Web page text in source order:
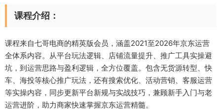
课程介绍：
课程来自七哥电商的精英版会员，涵盖2021至2026年京东运营
全体系内容。从平台玩法逻辑、店铺流量提升、推广工具实操避
坑，到运营思路与盈利逻辑，全方位覆盖。包含无货源转型、快
车、海投等核心推广玩法，还有搜索优化、活动营销、客服运营
等实操内容，同步更新平台新规与实战技巧，兼顾新手入门与老
运营进阶，助力商家快速掌握京东运营精髓。